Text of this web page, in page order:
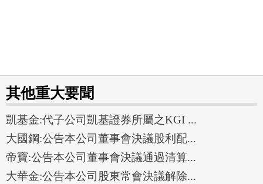
其他重大要聞
凱基金:代子公司凱基證券所屬之KGI ...
大國鋼:公告本公司董事會決議股利配...
帝寶:公告本公司董事會決議通過清算...
大華金:公告本公司股東常會決議解除...